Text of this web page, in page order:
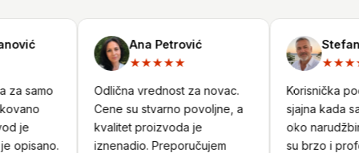
samo
je
opisano.
Ana Petrović
★★★★★
Odlična vrednost za novac.
Cene su stvarno povoljne, a
kvalitet proizvoda je
iznenadio. Preporučujem
Stefan
Korisnička
sjajna kada
oko
su brzo i